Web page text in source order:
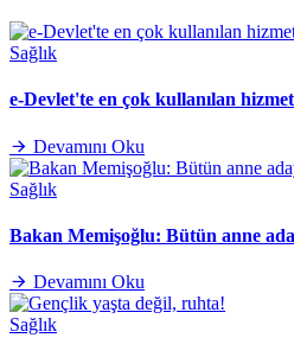
Sağlık
e-Devlet'te en çok kullanılan
Devamını Oku
Sağlık
Bakan Memişoğlu: Bütün anne
Devamını Oku
Sağlık